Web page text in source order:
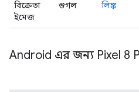
বিক্রেতা
ইমেজ
গুগল লিঙ্ক
Android এর জন্য Pixel 8